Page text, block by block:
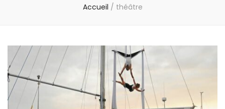
Accueil / théâtre